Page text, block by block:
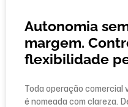
Autonomia
margem.
flexibilidade
Toda operação
é nomeada com clareza.